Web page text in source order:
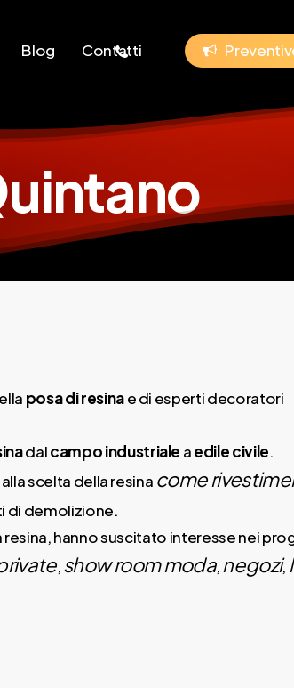
Blog Contatti
phone Preventiv
posa di resinae di esperti decoratori
dalcampo industriale aedile civile.
scelta della resina come
di demolizione.
hanno suscitato interesse nei
,show room moda, negozi,